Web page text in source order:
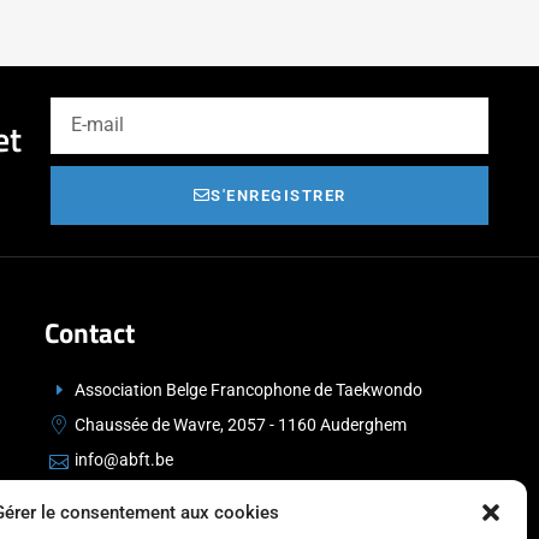
le consentement aux cookies
S'ENREGISTRER
Contact
Association Belge Francophone de Taekwondo
Chaussée de Wavre, 2057 - 1160 Auderghem
info@abft.be